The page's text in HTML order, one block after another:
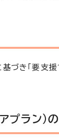
づき「要支援
プラン）